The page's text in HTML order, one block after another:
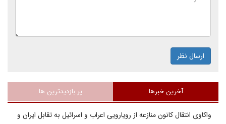
ارسال نظر
آخرین خبرها پر بازدیدترین ها
واکاوی انتقال کانون منازعه از رویارویی اعراب و اسرائیل به تقابل ایران و